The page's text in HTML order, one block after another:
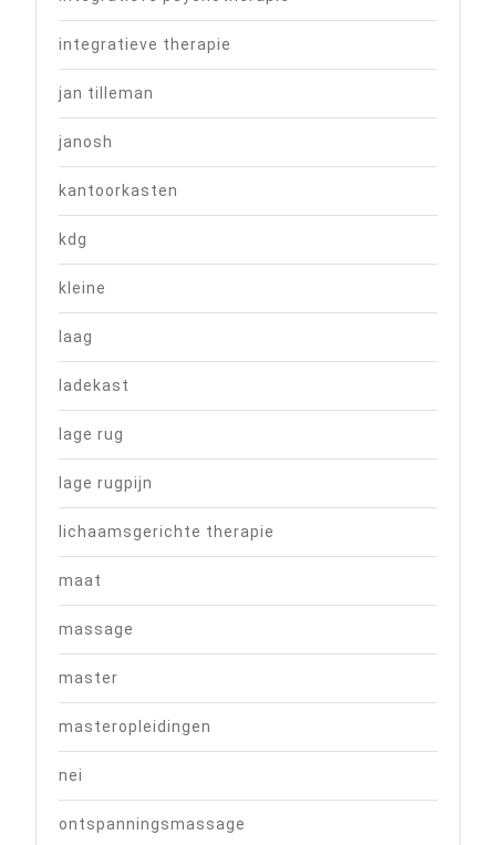
integratieve therapie
jan tilleman
janosh
kantoorkasten
kdg
kleine
laag
ladekast
lage rug
lage rugpijn
lichaamsgerichte therapie
maat
massage
master
masteropleidingen
nei
ontspanningsmassage